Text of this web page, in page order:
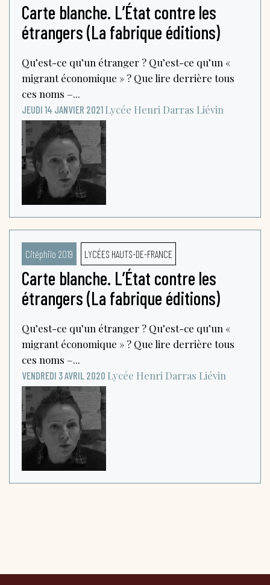
Carte blanche. L’État contre les
étrangers (La fabrique éditions)
Qu’est-ce qu’un étranger ? Qu’est-ce qu’un «
migrant économique » ? Que lire derrière tous
ces noms –...
JEUDI 14 JANVIER 2021 Lycée Henri Darras Liévin
Citéphilo 2019 LYCÉES HAUTS-DE-FRANCE
Carte blanche. L’État contre les
étrangers (La fabrique éditions)
Qu’est-ce qu’un étranger ? Qu’est-ce qu’un «
migrant économique » ? Que lire derrière tous
ces noms –...
VENDREDI 3 AVRIL 2020 Lycée Henri Darras Liévin